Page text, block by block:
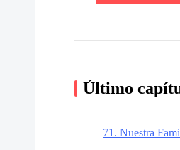
Último
71. Nuestra